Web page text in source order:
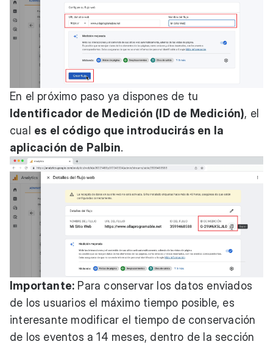
En el próximo paso ya dispones de tu
Identificador de Medición (ID de Medición), el
cual es el código que introducirás en la
aplicación de Palbin.
Importante: Para conservar los datos enviados
de los usuarios el máximo tiempo posible, es
interesante modificar el tiempo de conservación
de los eventos a 14 meses, dentro de la sección